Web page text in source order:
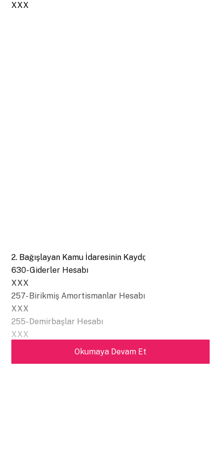
XXX
2. Bağışlayan Kamu İdaresinin Kaydı;
630- Giderler Hesabı
XXX
257- Birikmiş Amortismanlar Hesabı
XXX
255- Demirbaşlar Hesabı
XXX
Okumaya Devam Et